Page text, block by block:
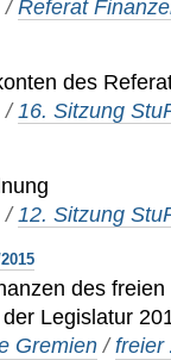
/Referat
des
/ 16. Sitzung
/ 12. Sitzung
des
Legislatur
Gremien /freier